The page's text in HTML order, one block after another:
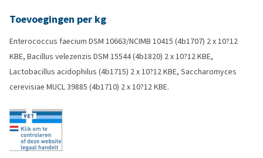
Toevoegingen per kg
Enterococcus faecium DSM 10663/NCIMB 10415 (4b1707) 2 x 10?12
KBE, Bacillus velezenzis DSM 15544 (4b1820) 2 x 10?12 KBE,
Lactobacillus acidophilus (4b1715) 2 x 10?12 KBE, Saccharomyces
cerevisiae MUCL 39885 (4b1710) 2 x 10?12 KBE.